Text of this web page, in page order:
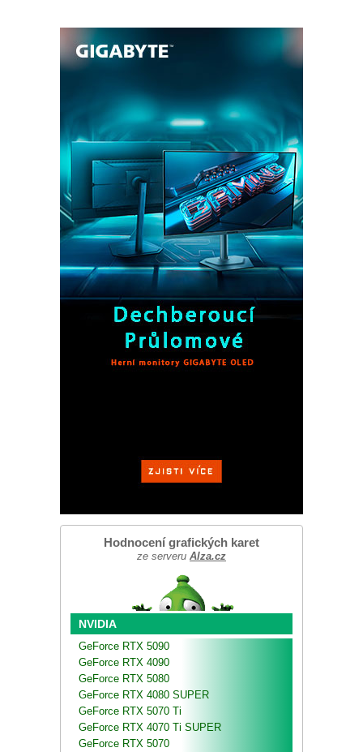
Hodnocení grafických karet
ze serveru Alza.cz
NVIDIA
GeForce RTX 5090
GeForce RTX 4090
GeForce RTX 5080
GeForce RTX 4080 SUPER
GeForce RTX 5070 Ti
GeForce RTX 4070 Ti SUPER
GeForce RTX 5070